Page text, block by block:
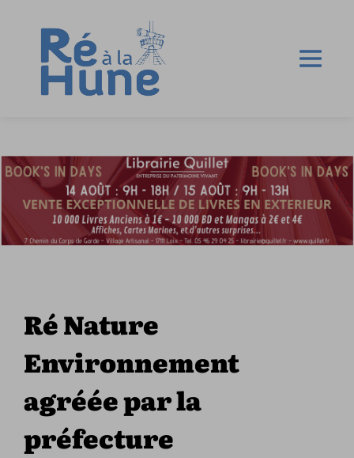
Ré Nature
Environnement
agréée par la
préfecture